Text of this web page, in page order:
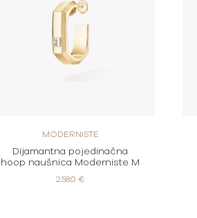
MODERNISTE
Dijamantna pojedinačna
hoop naušnica Moderniste M
2.580 €